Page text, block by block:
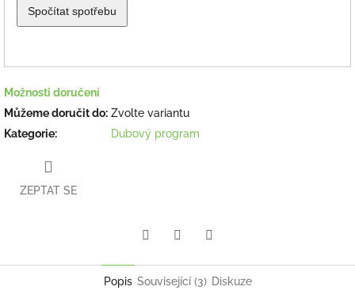
Spočítat spotřebu
Možnosti doručení
Můžeme doručit do: Zvolte variantu
Kategorie: Dubový program
ZEPTAT SE
Popis Související (3) Diskuze